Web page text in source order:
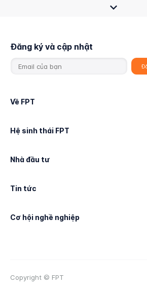
Đăng ký và cập nhật
Về FPT
Hệ sinh thái FPT
Nhà đầu tư
Tin tức
Cơ hội nghề nghiệp
Copyright © FPT